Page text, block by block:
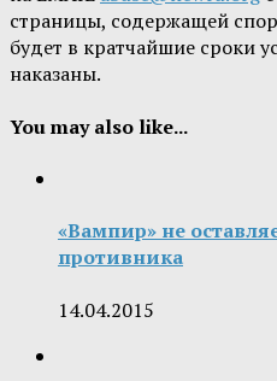
страницы, содержащей
будет в кратчайшие сроки
наказаны.
You may also like...
«Вампир» не
противника
14.04.2015